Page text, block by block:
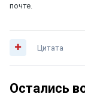
почте.
Цитата
Остались